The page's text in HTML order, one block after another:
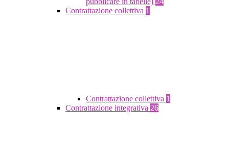
Contrattazione collettiva 1
Contrattazione collettiva 1
Contrattazione integrativa 26